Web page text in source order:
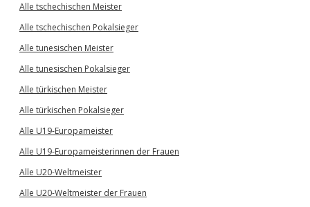
Alle tschechischen Meister
Alle tschechischen Pokalsieger
Alle tunesischen Meister
Alle tunesischen Pokalsieger
Alle türkischen Meister
Alle türkischen Pokalsieger
Alle U19-Europameister
Alle U19-Europameisterinnen der Frauen
Alle U20-Weltmeister
Alle U20-Weltmeister der Frauen